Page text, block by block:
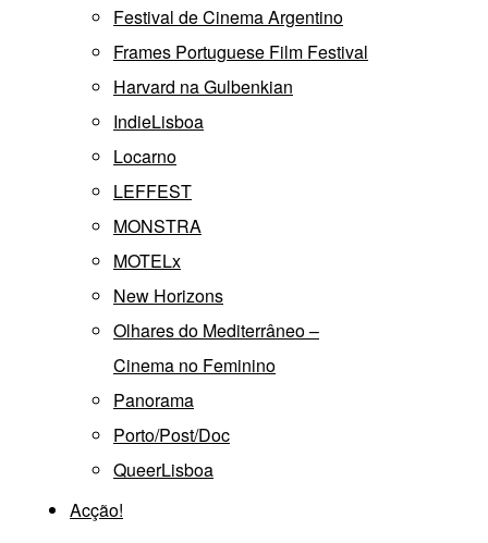
Festival de Cinema Argentino
Frames Portuguese Film Festival
Harvard na Gulbenkian
IndieLisboa
Locarno
LEFFEST
MONSTRA
MOTELx
New Horizons
Olhares do Mediterrâneo –
Cinema no Feminino
Panorama
Porto/Post/Doc
QueerLisboa
Acção!